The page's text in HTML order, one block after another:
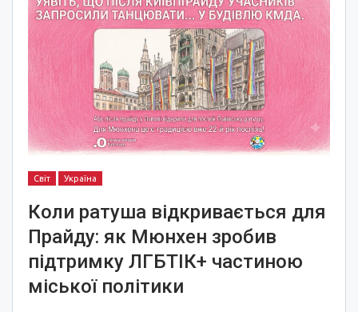
Світ Україна
Коли ратуша відкривається для
Прайду: як Мюнхен зробив
підтримку ЛГБТІК+ частиною
міської політики